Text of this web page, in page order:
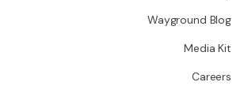
Wayground Blog
Media Kit
Careers